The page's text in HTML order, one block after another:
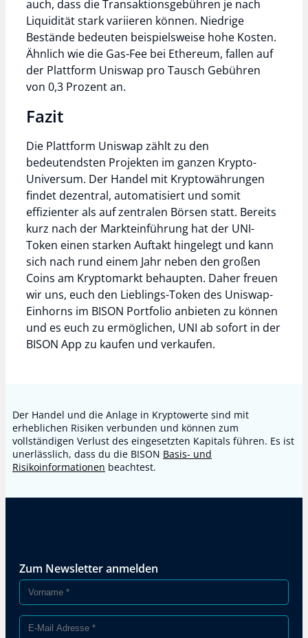
auch, dass die Transaktionsgebühren je nach
Liquidität stark variieren können. Niedrige
Bestände bedeuten beispielsweise hohe Kosten.
Ähnlich wie die Gas-Fee bei Ethereum, fallen auf
der Plattform Uniswap pro Tausch Gebühren
von 0,3 Prozent an.
Fazit
Die Plattform Uniswap zählt zu den
bedeutendsten Projekten im ganzen Krypto-
Universum. Der Handel mit Kryptowährungen
findet dezentral, automatisiert und somit
effizienter als auf zentralen Börsen statt. Bereits
kurz nach der Markteinführung hat der UNI-
Token einen starken Auftakt hingelegt und kann
sich nach rund einem Jahr neben den großen
Coins am Kryptomarkt behaupten. Daher freuen
wir uns, euch den Lieblings-Token des Uniswap-
Einhorns im BISON Portfolio anbieten zu können
und es euch zu ermöglichen, UNI ab sofort in der
BISON App zu kaufen und verkaufen.
Der Handel und die Anlage in Kryptowerte sind mit
erheblichen Risiken verbunden und können zum
vollständigen Verlust des eingesetzten Kapitals führen. Es ist
unerlässlich, dass du die BISON Basis- und
Risikoinformationen beachtest.
Zum Newsletter anmelden